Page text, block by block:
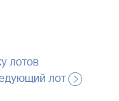
лотов
лот